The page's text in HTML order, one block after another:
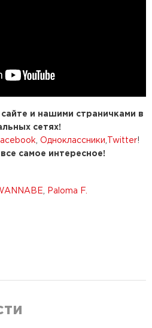
и нашими страничками в
сетях!
Одноклассники Twitter!
самое интересное!
Paloma F.